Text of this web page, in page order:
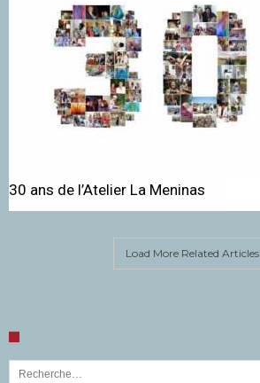
30 ans de l’Atelier La Meninas
Load More Related Articles
Rechercher :